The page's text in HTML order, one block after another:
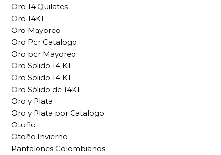
Oro 14 Quilates
Oro 14KT
Oro Mayoreo
Oro Por Catalogo
Oro por Mayoreo
Oro Solido 14 KT
Oro Solido 14 KT
Oro Sólido de 14KT
Oro y Plata
Oro y Plata por Catalogo
Otoño
Otoño Invierno
Pantalones Colombianos